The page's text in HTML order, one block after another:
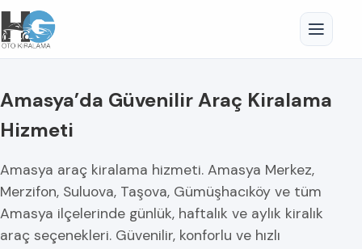
Amasya’da Güvenilir Araç Kiralama
Hizmeti
Amasya araç kiralama hizmeti. Amasya Merkez,
Merzifon, Suluova, Taşova, Gümüşhacıköy ve tüm
Amasya ilçelerinde günlük, haftalık ve aylık kiralık
araç seçenekleri. Güvenilir, konforlu ve hızlı